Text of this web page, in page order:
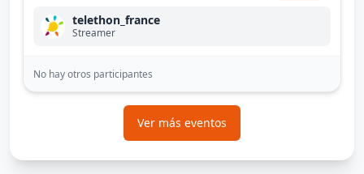
telethon_france
Streamer
No hay otros participantes
Ver más eventos